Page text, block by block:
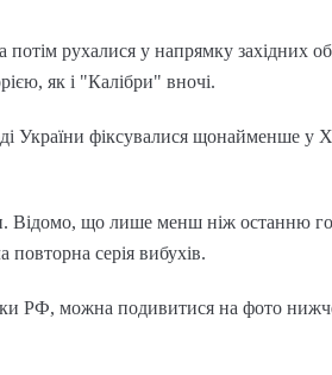
потім рухалися у напрямку західних
як і "Калібри" вночі.
України фіксувалися щонайменше у
Відомо, що лише менш ніж останню
серія вибухів.
РФ, можна подивитися на фото